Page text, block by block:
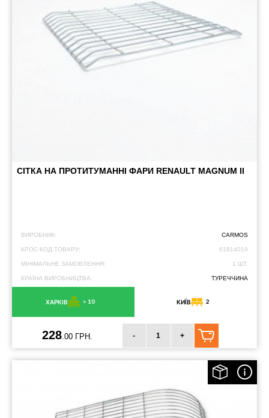
СІТКА НА ПРОТИТУМАННІ ФАРИ RENAULT MAGNUM II
ВИРОБНИК: CARMOS
КРОС-КОД ТОВАРУ: 61814019
МІНІМАЛЬНЕ ЗАМОВЛЕННЯ: 1 ШТ.
КРАЇНА ВИРОБНИЦТВА: ТУРЕЧЧИНА
ХАРКІВ > 10 КИЇВ 2
228.00 ГРН. - +